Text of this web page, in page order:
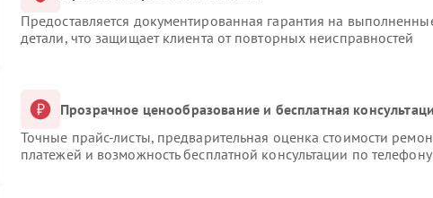
Предоставляется документированная гарантия на
детали, что защищает клиента от повторных неисправностей
Прозрачное ценообразование и бесплатная
Точные прайс-листы, предварительная оценка стоимости
платежей и возможность бесплатной консультации по